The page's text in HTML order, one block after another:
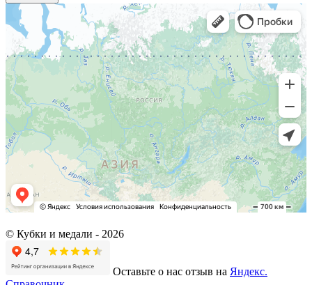
© Кубки и медали - 2026
Оставьте о нас отзыв на Яндекс.